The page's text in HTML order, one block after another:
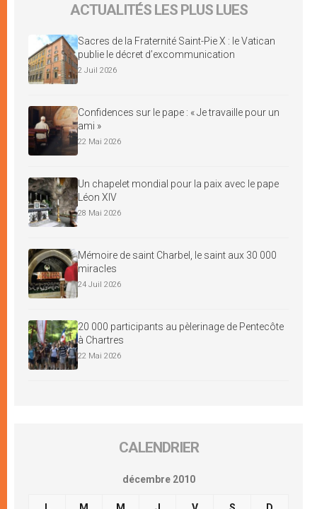
ACTUALITÉS LES PLUS LUES
Sacres de la Fraternité Saint-Pie X : le Vatican
publie le décret d’excommunication
2 Juil 2026
Confidences sur le pape : « Je travaille pour un
ami »
22 Mai 2026
Un chapelet mondial pour la paix avec le pape
Léon XIV
28 Mai 2026
Mémoire de saint Charbel, le saint aux 30 000
miracles
24 Juil 2026
20 000 participants au pèlerinage de Pentecôte
à Chartres
22 Mai 2026
CALENDRIER
décembre 2010